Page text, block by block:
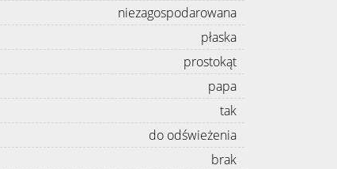
niezagospodarowana
płaska
prostokąt
papa
tak
do odświeżenia
brak